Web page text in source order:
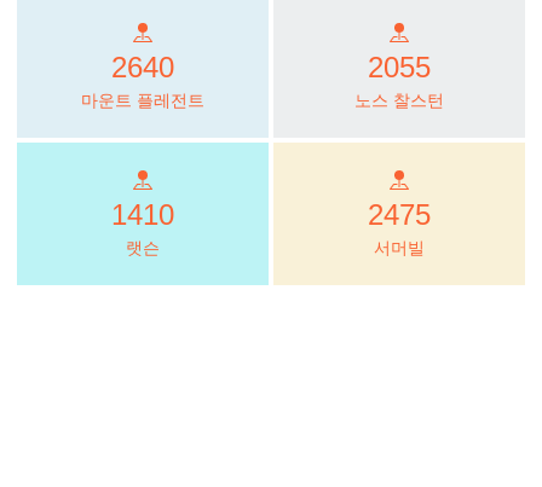
2640
마운트 플레전트
2055
노스 찰스턴
1410
랫슨
2475
서머빌